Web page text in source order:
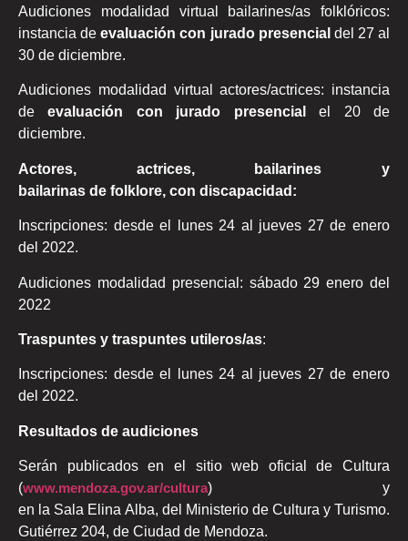
Audiciones modalidad virtual bailarines/as folklóricos:
instancia deevaluación con jurado presencial del 27 al
30 de diciembre.
Audiciones modalidad virtual actores/actrices: instancia
deevaluación con jurado presencial
el 20 de
diciembre.
Actores, actrices,bailarines y
bailarinas de folkl ore, con discapacidad :
Inscripciones: desde el lunes 24 al jueves 27 de enero
del 2022.
Audiciones modalidad presencial: sábado 29 enero del
2022
Traspuntes y traspuntes utileros/as:
Inscripciones: desde el lunes 24 al jueves 27 de enero
del 2022.
Resultados de audiciones
Serán publicados en el sitio web oficial de Cultura
(www.mendoza.gov.ar/cultura) y
en la Sala Elina Alba, del Ministerio de Cultura y Turismo.
Gutiérrez 204, de Ciudad de Mendoza.